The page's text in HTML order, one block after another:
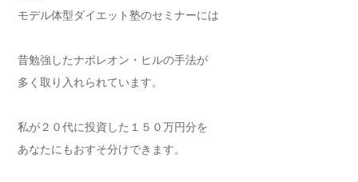
モデル体型ダイエット塾のセミナーには
昔勉強したナポレオン・ヒルの手法が
多く取り入れられています。
私が２０代に投資した１５０万円分を
あなたにもおすそ分けできます。